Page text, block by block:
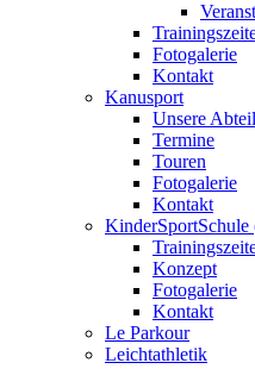
Fotogalerie
Kontakt
Kanusport
Unsere
Termine
Touren
Fotogalerie
Kontakt
Konzept
Fotogalerie
Kontakt
Le Parkour
Leichtathletik